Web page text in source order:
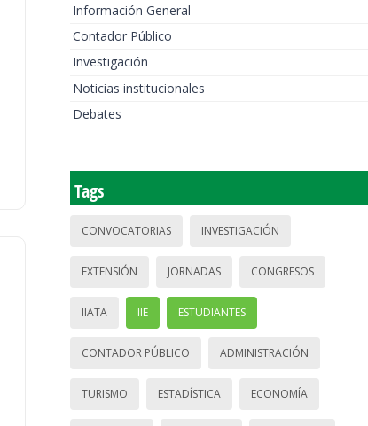
Información General
Contador Público
Investigación
Noticias institucionales
Debates
Tags
CONVOCATORIAS INVESTIGACIÓN
EXTENSIÓN JORNADAS CONGRESOS
IIATA IIE ESTUDIANTES
CONTADOR PÚBLICO ADMINISTRACIÓN
TURISMO ESTADÍSTICA ECONOMÍA